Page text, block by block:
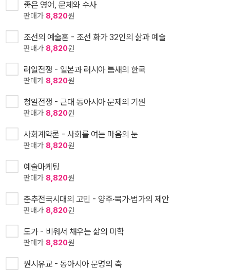
좋은 영어, 문체와 수사
판매가 8,820원
조선의 예술혼 - 조선 화가 32인의 삶과 예술
판매가 8,820원
러일전쟁 - 일본과 러시아 틈새의 한국
판매가 8,820원
청일전쟁 - 근대 동아시아 문제의 기원
판매가 8,820원
사회계약론 - 사회를 여는 마음의 눈
판매가 8,820원
예술마케팅
판매가 8,820원
춘추전국시대의 고민 - 양주·묵가·법가의 제안
판매가 8,820원
도가 - 비워서 채우는 삶의 미학
판매가 8,820원
원시유교 - 동아시아 문명의 축